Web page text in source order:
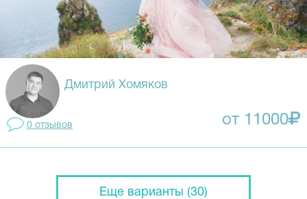
Дмитрий Хомяков
0 отзывов от 11000
Еще варианты (30)